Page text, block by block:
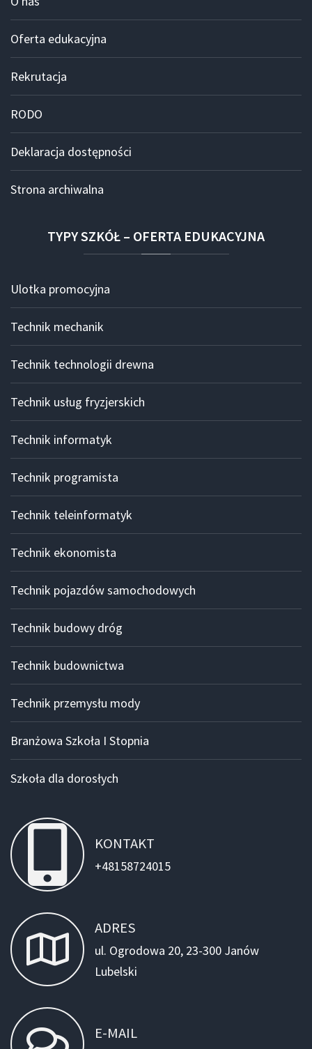
Oferta edukacyjna
Rekrutacja
RODO
Deklaracja dostępności
Strona archiwalna
TYPYSZKÓŁ – OFERTA EDUKACYJNA
Ulotka promocyjna
Technik mechanik
Technik technologii drewna
Technik usług fryzjerskich
Technik informatyk
Technik programista
Technik teleinformatyk
Technik ekonomista
Technik pojazdów samochodowych
Technik budowy dróg
Technik budownictwa
Technik przemysłu mody
Branżowa Szkoła I Stopnia
Szkoła dla dorosłych
KONTAKT
+48158724015
ADRES
ul. Ogrodowa 20, 23-300 Janów
Lubelski
E-MAIL